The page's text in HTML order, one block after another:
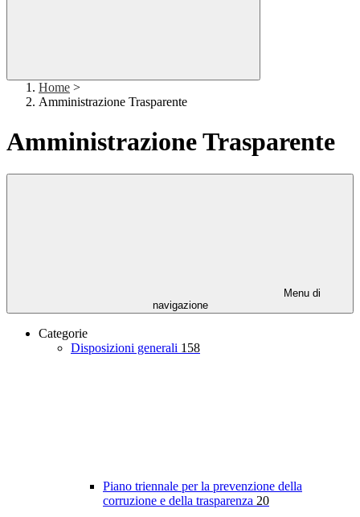
Home >
Amministrazione Trasparente
Amministrazione Trasparente
Menu di
navigazione
Categorie
Disposizioni generali 158
Piano triennale per la prevenzione della
corruzione e della trasparenza 20